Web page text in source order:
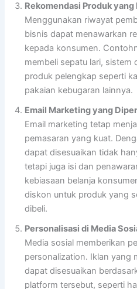
Rekomendasi Produk
Menggunakan riwayat
bisnis dapat menawarkan
kepada konsumen.
membeli sepatu lari, sistem
produk pelengkap seperti
pakaian kebugaran lainnya.
Email Marketing yang
Email marketing tetap
pemasaran yang kuat.
dapat disesuaikan tidak
tetapi juga isi dan
kebiasaan belanja
diskon untuk produk yang
dibeli.
Personalisasi di Media
Media sosial memberikan
personalization. Iklan yang
dapat disesuaikan
platform tersebut, seperti